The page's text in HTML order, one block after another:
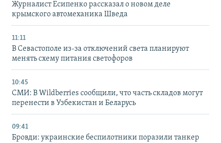
Журналист Есипенко рассказал о новом деле
крымского автомеханика Шведа
11:11
В Севастополе из-за отключений света планируют
менять схему питания светофоров
10:45
СМИ: В Wildberries сообщили, что часть складов могут
перенести в Узбекистан и Беларусь
09:41
Бровди: украинские беспилотники поразили танкер